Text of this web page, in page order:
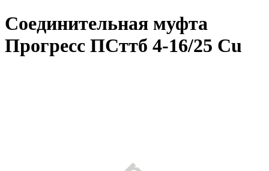
Соединительная муфта
Прогресс ПСттб 4-16/25 Cu